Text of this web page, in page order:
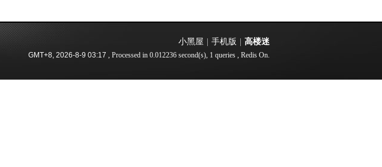
小黑屋 手机版 高楼迷
GMT+8, 2026-8-9 03:17 , Processed in 0.012236 second(s), 1 queries , Redis On.